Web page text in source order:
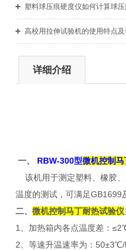
塑料球压痕硬度仪如何计算球压
高校用拉伸试验机的使用特点
详细介绍
一、 RBW-300型微机控制
该机用于测定塑料、橡胶
温度的测试，可满足GB1699
二、微机控制马丁耐热试验仪
1、加热箱内各点温度差：
2、等速升温速率为：